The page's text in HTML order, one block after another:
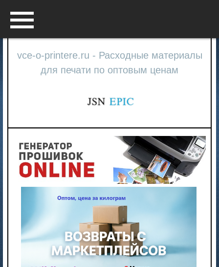
vce-o-printere.ru - Расходные материалы
для печати по оптовым ценам